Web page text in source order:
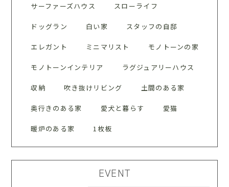
サーファーズハウス スローライフ
ドッグラン 白い家 スタッフの自邸
エレガント ミニマリスト モノトーンの家
モノトーンインテリア ラグジュアリーハウス
収納 吹き抜けリビング 土間のある家
奥行きのある家 愛犬と暮らす 愛猫
暖炉のある家 1枚板
EVENT